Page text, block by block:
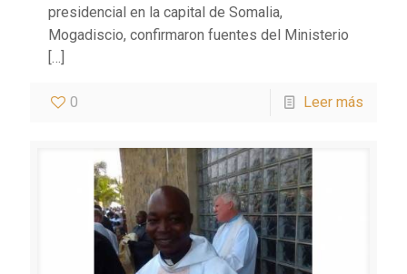
presidencial en la capital de Somalia,
Mogadiscio, confirmaron fuentes del Ministerio
[…]
0 Leer más